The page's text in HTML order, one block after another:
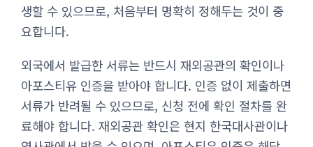
생할 수 있으므로, 처음부터 명확히 정해두는 것이 중
요합니다.
외국에서 발급한 서류는 반드시 재외공관의 확인이나
아포스티유 인증을 받아야 합니다. 인증 없이 제출하면
서류가 반려될 수 있으므로, 신청 전에 확인 절차를 완
료해야 합니다. 재외공관 확인은 현지 한국대사관이나